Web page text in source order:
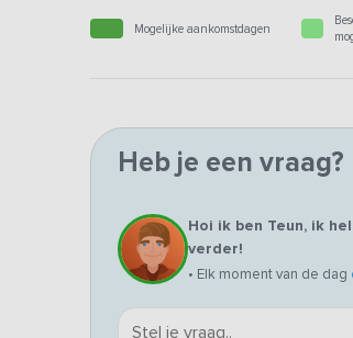
Mogelijke aankomstdagen
Heb je een vraag?
Hoi ik ben Teun, ik
verder!
• Elk moment van de dag